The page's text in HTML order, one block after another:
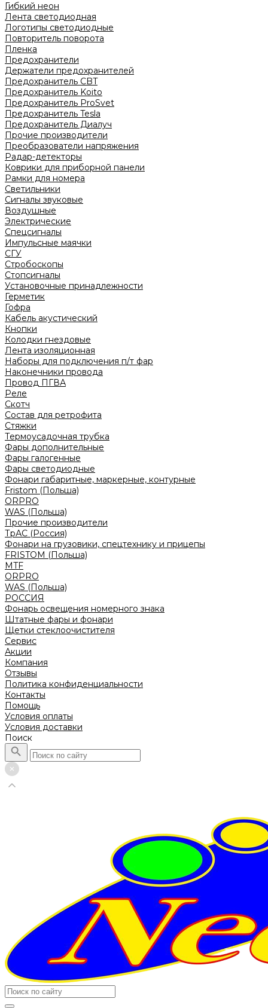
Гибкий неон
Лента светодиодная
Логотипы светодиодные
Повторитель поворота
Пленка
Предохранители
Держатели предохранителей
Предохранитель CBT
Предохранитель Koito
Предохранитель ProSvet
Предохранитель Tesla
Предохранитель Диалуч
Прочие производители
Преобразователи напряжения
Радар-детекторы
Коврики для приборной панели
Рамки для номера
Светильники
Сигналы звуковые
Воздушные
Электрические
Спецсигналы
Импульсные маячки
СГУ
Стробоскопы
Стопсигналы
Установочные принадлежности
Герметик
Гофра
Кабель акустический
Кнопки
Колодки гнездовые
Лента изоляционная
Наборы для подключения п/т фар
Наконечники провода
Провод ПГВА
Реле
Скотч
Состав для ретрофита
Стяжки
Термоусадочная трубка
Фары дополнительные
Фары галогенные
Фары светодиодные
Фонари габаритные, маркерные, контурные
Fristom (Польша)
ORPRO
WAS (Польша)
Прочие производители
ТрАС (Россия)
Фонари на грузовики, спецтехнику и прицепы
FRISTOM (Польша)
MTF
ORPRO
WAS (Польша)
РОССИЯ
Фонарь освещения номерного знака
Штатные фары и фонари
Щетки стеклоочистителя
Сервис
Акции
Компания
Отзывы
Политика конфиденциальности
Контакты
Помощь
Условия оплаты
Условия доставки
Поиск